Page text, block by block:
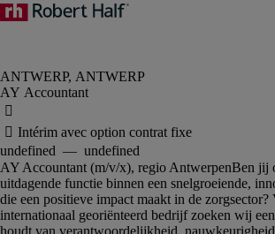
AY Accountant